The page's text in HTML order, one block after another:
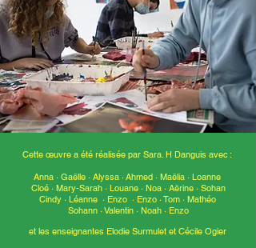
Cette œuvre a été réalisée par Sara. H Danguis avec :
Anna · Gaëlle · Alyssa · Ahmed · Maëlia · Loanne
Cloé · Mary-Sarah · Louane · Noa · Aërine · Sohan
Cindy · Léanne · Enzo · Enzo · Tom · Mathéo
Sohann · Valentin · Noah · Enzo
et les enseignantes Elodie Surmulet et Cécile Ogier